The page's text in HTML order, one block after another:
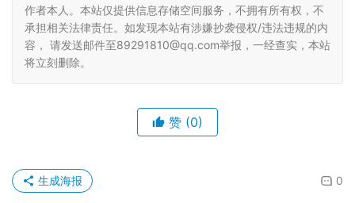
作者本人。本站仅提供信息存储空间服务，不拥有所有权，不
承担相关法律责任。如发现本站有涉嫌抄袭侵权/违法违规的内
容， 请发送邮件至89291810@qq.com举报，一经查实，本站
将立刻删除。
赞 (0)
0
生成海报